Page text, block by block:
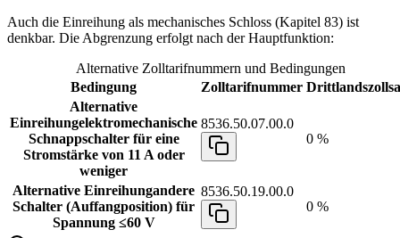
Auch die Einreihung als mechanisches Schloss (Kapitel 83) ist
denkbar. Die Abgrenzung erfolgt nach der Hauptfunktion:
Alternative Zolltarifnummern und Bedingungen
Bedingung
Zolltarifnummer
Alternative
Einreihungelektromechanische
Schnappschalter für eine
Stromstärke von 11 A oder
weniger
8536.50.07.00.0
0 %
Alternative Einreihungandere
Schalter (Auffangposition) für
Spannung ≤60 V
8536.50.19.00.0
0 %